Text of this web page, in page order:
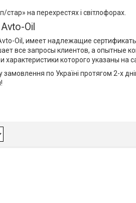
на перехрестях і світлофорах.
Oil
Oil, имеет надлежащие
все запросы клиентов, а опытные
и характеристики которого указаны на
замовлення по Україні протягом 2-х